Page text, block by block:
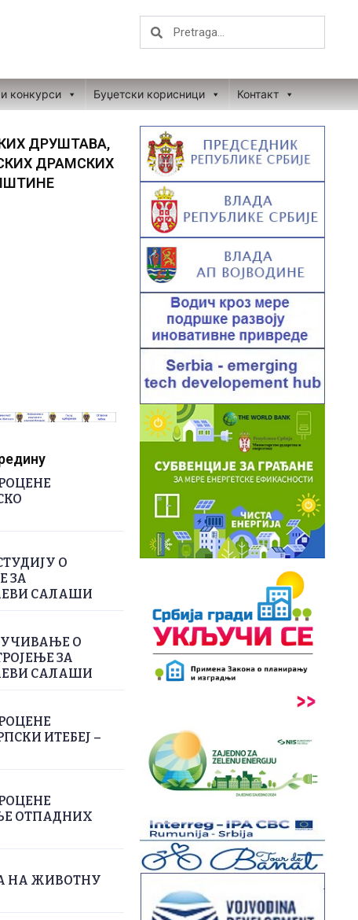
Search
конкурси Буџетски корисници Контакт
ДРУШТАВА,
ДРАМСКИХ
О
ЗА
САЛАШИ
О
ЗА
САЛАШИ
ИТЕБЕЈ –
ОТПАДНИХ
НА ЖИВОТНУ